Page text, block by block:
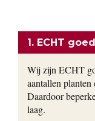
1. ECHT
Wij zijn ECHT
aantallen planten
Daardoor
laag.